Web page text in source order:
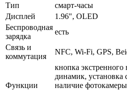
Тип
смарт-часы
Дисплей
1.96", OLED
Беспроводная
зарядка
есть
Связь и
коммутация
NFC, Wi-Fi, GPS,
Функции
кнопка
динамик,
наличие